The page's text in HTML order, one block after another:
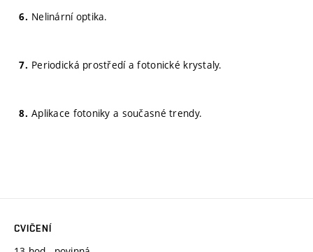
Nelinární optika.
Periodická prostředí a fotonické krystaly.
Aplikace fotoniky a současné trendy.
CVIČENÍ